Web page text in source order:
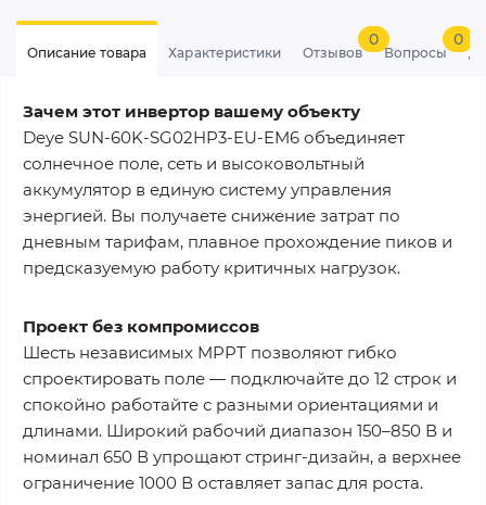
Описание товара Характеристики Отзывов
0
Вопросы
0
Зачем этот инвертор вашему объекту
Deye SUN-60K-SG02HP3-EU-EM6 объединяет
солнечное поле, сеть и высоковольтный
аккумулятор в единую систему управления
энергией. Вы получаете снижение затрат по
дневным тарифам, плавное прохождение пиков и
предсказуемую работу критичных нагрузок.
Проект без компромиссов
Шесть независимых MPPT позволяют гибко
спроектировать поле — подключайте до 12 строк и
спокойно работайте с разными ориентациями и
длинами. Широкий рабочий диапазон 150–850 В и
номинал 650 В упрощают стринг-дизайн, а верхнее
ограничение 1000 В оставляет запас для роста.